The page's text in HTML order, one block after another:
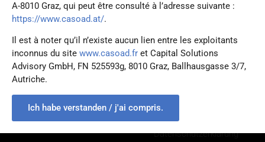
Capital Solutions Advisory GmbH
A: Ballhausgasse 3/7, 8010 Graz
T: +43 316 341 644 100
E: office@casoad.at
Datenschutzerklärung
A-8010 Graz, qui peut être consulté à l’adresse suivante :
https://www.casoad.at/.
Il est à noter qu’il n’existe aucun lien entre les exploitants
inconnus du site www.casoad.fr et Capital Solutions
Advisory GmbH, FN 525593g, 8010 Graz, Ballhausgasse 3/7,
Autriche.
Ich habe verstanden / j'ai compris.